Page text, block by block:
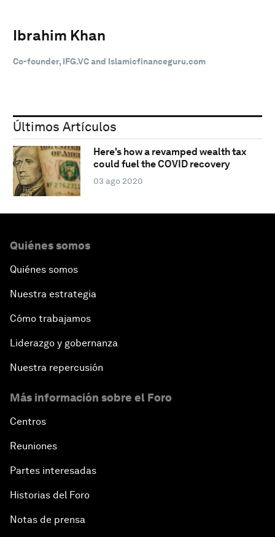
Ibrahim Khan
Co-founder, IFG.VC and Islamicfinanceguru.com
Últimos Artículos
Here's how a revamped wealth tax
could fuel the COVID recovery
03 ago 2020
Quiénes somos
Quiénes somos
Nuestra estrategia
Cómo trabajamos
Liderazgo y gobernanza
Nuestra repercusión
Más información sobre el Foro
Centros
Reuniones
Partes interesadas
Historias del Foro
Notas de prensa